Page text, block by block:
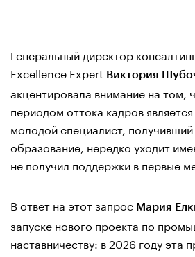
Генеральный директор
Excellence Expert Виктория
акцентировала внимание на том,
периодом оттока кадров
молодой специалист,
образование, нередко уходит
не получил поддержки в первые
В ответ на этот запрос Мария
запуске нового проекта по
наставничеству: в 2026 году эта